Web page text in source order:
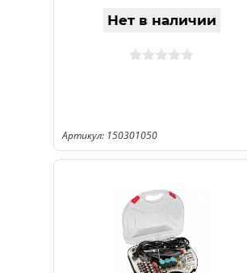
Нет в наличии
Артикул: 150301050